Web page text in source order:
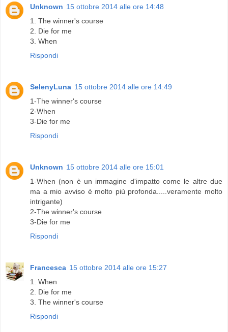
Unknown 15 ottobre 2014 alle ore 14:48
1. The winner's course
2. Die for me
3. When
Rispondi
SelenyLuna 15 ottobre 2014 alle ore 14:49
1-The winner's course
2-When
3-Die for me
Rispondi
Unknown 15 ottobre 2014 alle ore 15:01
1-When (non è un immagine d'impatto come le altre due
ma a mio avviso è molto più profonda.....veramente molto
intrigante)
2-The winner's course
3-Die for me
Rispondi
Francesca 15 ottobre 2014 alle ore 15:27
1. When
2. Die for me
3. The winner's course
Rispondi